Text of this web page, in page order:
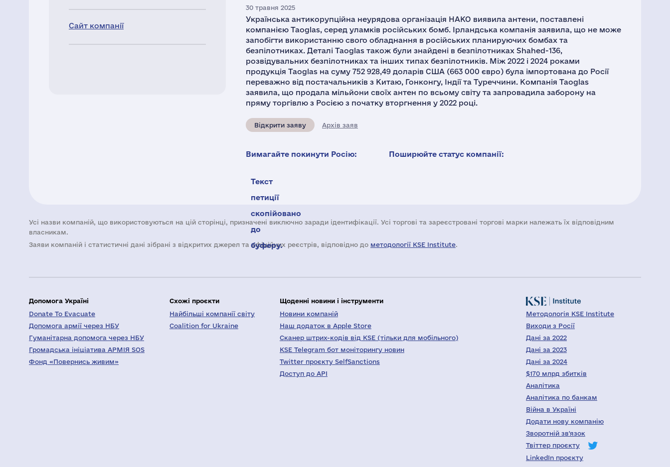
Сайт компанії
30 травня 2025
Українська антикорупційна неурядова організація НАКО виявила антени, поставлені
компанією Taoglas, серед уламків російських бомб. Ірландська компанія заявила, що не може
запобігти використанню свого обладнання в російських планируючих бомбах та
безпілотниках. Деталі Taoglas також були знайдені в безпілотниках Shahed-136,
розвідувальних безпілотниках та інших типах безпілотників. Між 2022 і 2024 роками
продукція Taoglas на суму 752 928,49 доларів США (663 000 євро) була імпортована до Росії
переважно від постачальників з Китаю, Гонконгу, Індії та Туреччини. Компанія Taoglas
заявила, що продала мільйони своїх антен по всьому світу та запровадила заборону на
пряму торгівлю з Росією з початку вторгнення у 2022 році.
Відкрити заяву Архів заяв
Вимагайте покинути Росію:
Текст
петиції
скопійовано
до
буферу.
Поширюйте статус компанії:
Усі назви компаній, що використовуються на цій сторінці, призначені виключно заради ідентифікації. Усі торгові та зареєстровані торгові марки належать їх відповідним
власникам.
Заяви компаній i статистичні дані зібрані з відкритих джерел та офіційних реєстрів, відповідно до методології KSE Institute.
Допомога Україні
Donate To Evacuate
Допомога армії через НБУ
Гуманітарна допомога через НБУ
Громадська ініціатива АРМІЯ SOS
Фонд «Повернись живим»
Схожі проєкти
Найбільші компанії світу
Coalition for Ukraine
Щоденні новини і інструменти
Новини компаній
Наш додаток в Apple Store
Сканер штрих-кодів від KSE (тільки для мобільного)
KSE Telegram бот моніторингу новин
Twitter проєкту SelfSanctions
Доступ до API
Методологія KSE Institute
Виходи з Росії
Дані за 2022
Дані за 2023
Дані за 2024
$170 млрд збитків
Аналітика
Аналітика по банкам
Війна в Україні
Додати нову компанію
Зворотній зв'язок
Твіттер проєкту
LinkedIn проєкту